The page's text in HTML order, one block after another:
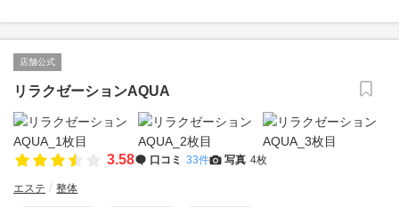
店舗公式
リラクゼーションAQUA
3.58 口コミ 33件 写真 4枚
エステ 整体